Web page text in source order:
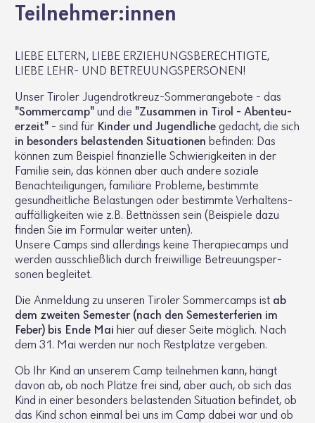
Teil­nehmer:innen
LIEBE ELTERN, LIEBE ERZIE­HUNGS­BE­RECH­TIGTE,
LIEBE LEHR- UND BETREU­UNGS­PER­SONEN!
Unser Tiroler Jugend­rot­kreuz-Sommer­an­ge­bote - das
"Sommer­camp" und die "Zusammen in Tirol - Aben­teu­
er­zeit" - sind für Kinder und Jugend­liche gedacht, die sich
in beson­ders belas­tenden Situa­tionen befinden: Das
können zum Beispiel finan­zi­elle Schwie­rig­keiten in der
Familie sein, das können aber auch andere soziale
Benach­tei­li­gungen, fami­liäre Probleme, bestimmte
gesund­heit­liche Belas­tungen oder bestimmte Verhal­tens­
auf­fäl­lig­keiten wie z.B. Bett­nässen sein (Beispiele dazu
finden Sie im Formular weiter unten).
Unsere Camps sind aller­dings keine Thera­pie­camps und
werden ausschlie­ß­lich durch frei­wil­lige Betreu­ungs­per­
sonen begleitet.
Die Anmel­dung zu unseren Tiroler Sommer­camps ist ab
dem zweiten Semester (nach den Semes­ter­fe­rien im
Feber) bis Ende Mai hier auf dieser Seite möglich. Nach
dem 31. Mai werden nur noch Rest­plätze vergeben.
Ob Ihr Kind an unserem Camp teil­nehmen kann, hängt
davon ab, ob noch Plätze frei sind, aber auch, ob sich das
Kind in einer beson­ders belas­tenden Situa­tion befindet, ob
das Kind schon einmal bei uns im Camp dabei war und ob